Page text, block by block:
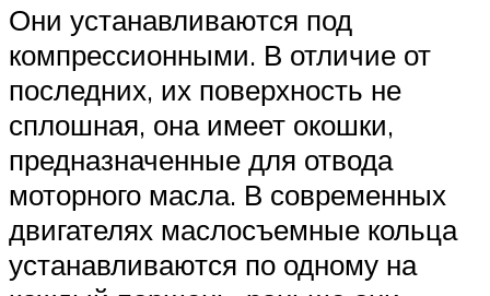
Они устанавливаются под
компрессионными. В отличие от
последних, их поверхность не
сплошная, она имеет окошки,
предназначенные для отвода
моторного масла. В современных
двигателях маслосъемные кольца
устанавливаются по одному на